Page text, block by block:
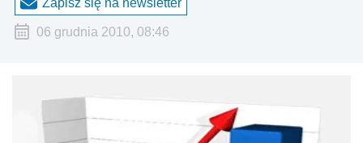
06 grudnia 2010, 08:46